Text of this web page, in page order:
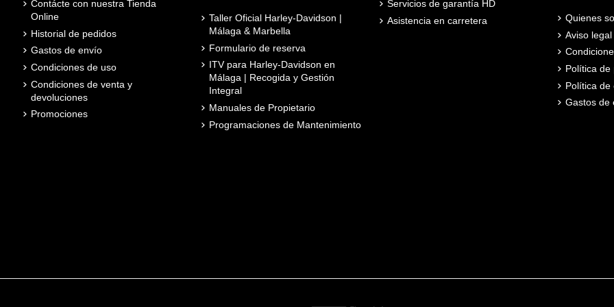
Contácte con nuestra Tienda
Online
Historial de pedidos
Gastos de envío
Condiciones de uso
Condiciones de venta y
devoluciones
Promociones
Taller Oficial Harley-Davidson |
Málaga & Marbella
Formulario de reserva
ITV para Harley-Davidson en
Málaga | Recogida y Gestión
Integral
Manuales de Propietario
Programaciones de Mantenimiento
Servicios de garantía HD
Asistencia en carretera
Quienes
Aviso legal
Política de
Política de
Gastos de